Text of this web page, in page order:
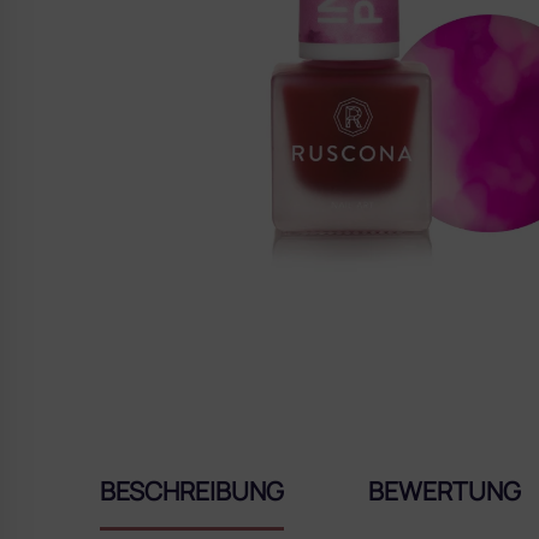
BESCHREIBUNG BEWERTUNG